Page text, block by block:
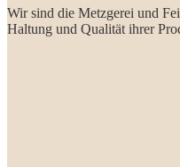
Wir sind die Metzgerei und
Haltung und Qualität ihrer